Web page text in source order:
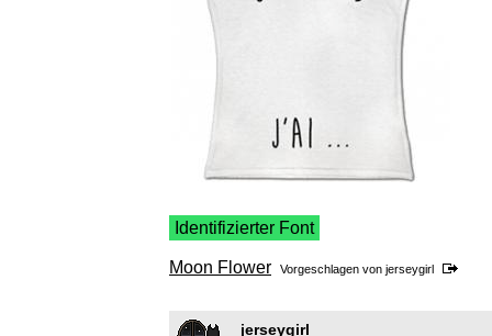
Identifizierter Font
Moon Flower Vorgeschlagen von jerseygirl
jerseygirl